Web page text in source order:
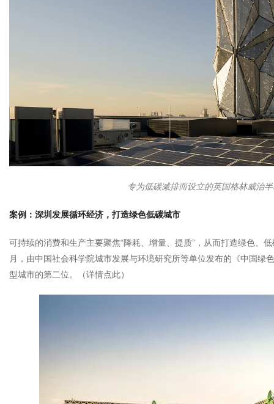
专为低碳减排而设立的英国格林威治
案例：深圳发展循环经济，打造绿色低碳城市
可持续的消费和生产主要聚焦“降耗、增量、提质”，从而打造绿色、
月，由中国社会科学院城市发展与环境研究所等单位发布的《中国
型城市的第二位。（详情点此）